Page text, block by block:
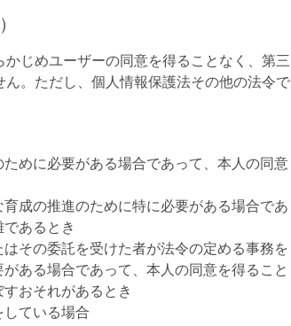
じめユーザーの同意を得ることなく、第三
。ただし、個人情報保護法その他の法令で
めに必要がある場合であって、本人の同意
成の推進のために特に必要がある場合であ
あるとき
その委託を受けた者が法令の定める事務を
ある場合であって、本人の同意を得ること
おそれがあるとき
ている場合